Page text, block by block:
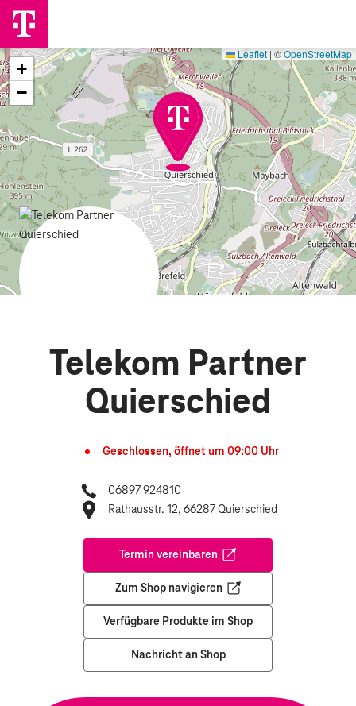
+
−
Leaflet |©OpenStreetMap
Telekom Partner
Quierschied
Geschlossen, öffnet um 09:00 Uhr
06897 924810
Rathausstr. 12, 66287 Quierschied
Termin vereinbaren
Öffnet in einem neuen Tab
Zum Shop navigieren
Öffnet in einem neuen Tab
Verfügbare Produkte im Shop
Nachricht an Shop